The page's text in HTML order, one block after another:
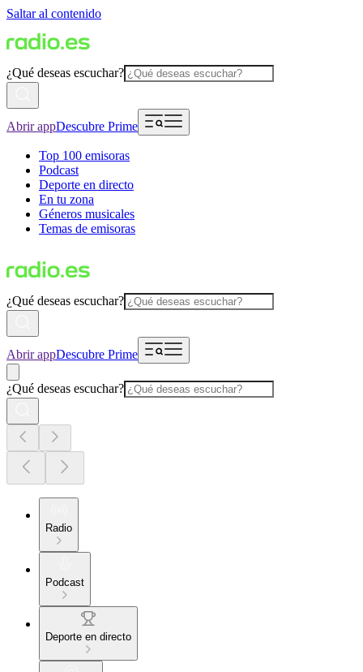
Saltar al contenido
¿Qué deseas escuchar?
Abrir appDescubre Prime
Top 100 emisoras
Podcast
Deporte en directo
En tu zona
Géneros musicales
Temas de emisoras
¿Qué deseas escuchar?
Abrir appDescubre Prime
¿Qué deseas escuchar?
Radio
Podcast
Deporte en directo